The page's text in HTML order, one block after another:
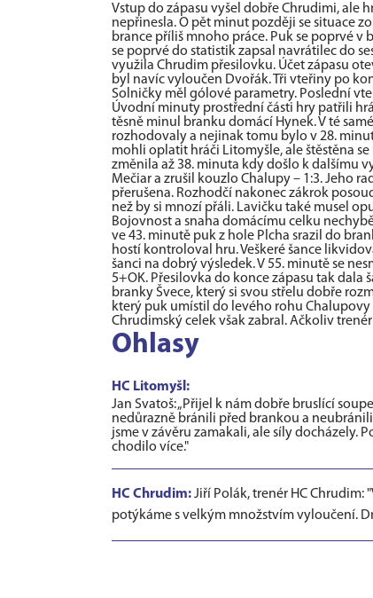
Vstup do zápasu vyšel dobře Chrudimi, ale
nepřinesla. O pět minut později se situace
brance příliš mnoho práce. Puk se poprvé v
se poprvé do statistik zapsal navrátilec do
využila Chrudim přesilovku. Účet zápasu
byl navíc vyloučen Dvořák. Tři vteřiny po
Solničky měl gólové parametry. Poslední
Úvodní minuty prostřední části hry patřili
těsně minul branku domácí Hynek. V té
rozhodovaly a nejinak tomu bylo v 28.
mohli oplatit hráči Litomyšle, ale štěstěna
změnila až 38. minuta kdy došlo k dalšímu
Mečiar a zrušil kouzlo Chalupy – 1:3. Jeho
přerušena. Rozhodčí nakonec zákrok
než by si mnozí přáli. Lavičku také musel
Bojovnost a snaha domácímu celku
ve 43. minutě puk z hole Plcha srazil do
hostí kontroloval hru. Veškeré šance
šanci na dobrý výsledek. V 55. minutě se
5+OK. Přesilovka do konce zápasu tak dala
branky Švece, který si svou střelu dobře
který puk umístil do levého rohu
Chrudimský celek však zabral. Ačkoliv
Ohlasy
HC Litomyšl:
Jan Svatoš: „Přijel k nám dobře bruslící
nedůrazně bránili před brankou a
jsme v závěru zamakali, ale síly docházely.
chodilo více."
HC Chrudim:Jiří Polák, trenér HC Chrudim:
potýkáme s velkým množstvím vyloučení.